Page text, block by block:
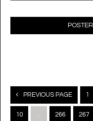
Posts
navigation
PREVIOUS PAGE 1
10 266 267